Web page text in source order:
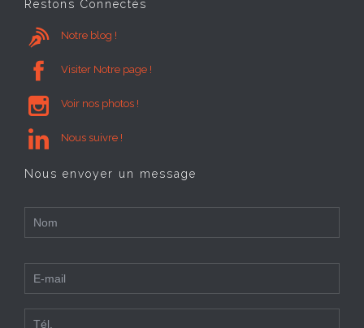
Restons Connectés
 Notre blog !
 Visiter Notre page !
 Voir nos photos !
 Nous suivre !
Nous envoyer un message